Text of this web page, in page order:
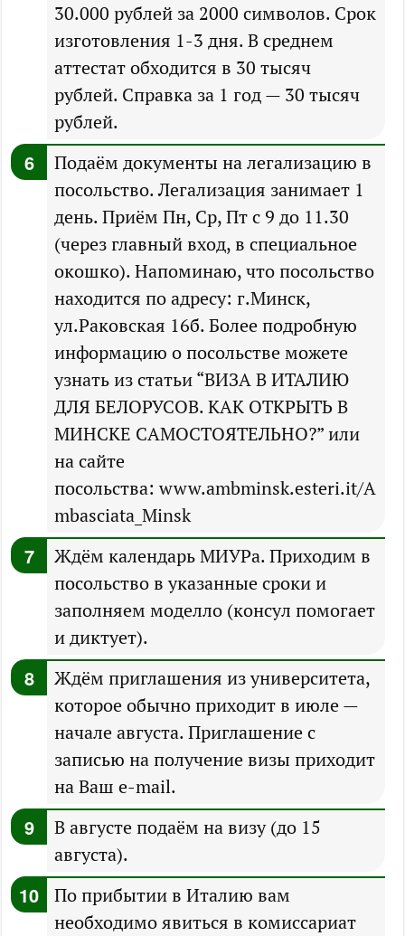
30.000 рублей за 2000 символов. Срок
изготовления 1-3 дня. В среднем
аттестат обходится в 30 тысяч
рублей. Справка за 1 год — 30 тысяч
рублей.
Подаём документы на легализацию в
посольство. Легализация занимает 1
день. Приём Пн, Ср, Пт с 9 до 11.30
(через главный вход, в специальное
окошко). Напоминаю, что посольство
находится по адресу: г.Минск,
ул.Раковская 16б. Более подробную
информацию о посольстве можете
узнать из статьи “ВИЗА В ИТАЛИЮ
ДЛЯ БЕЛОРУСОВ. КАК ОТКРЫТЬ В
МИНСКЕ САМОСТОЯТЕЛЬНО?” или
на сайте
посольства: www.ambminsk.esteri.it/A
mbasciata_Minsk
Ждём календарь МИУРа. Приходим в
посольство в указанные сроки и
заполняем моделло (консул помогает
и диктует).
Ждём приглашения из университета,
которое обычно приходит в июле —
начале августа. Приглашение с
записью на получение визы приходит
на Ваш e-mail.
В августе подаём на визу (до 15
августа).
По прибытии в Италию вам
необходимо явиться в комиссариат